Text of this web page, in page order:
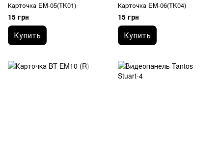
Карточка EM-05(TK01)
15 грн
Купить
Карточка EM-06(TK04)
15 грн
Купить